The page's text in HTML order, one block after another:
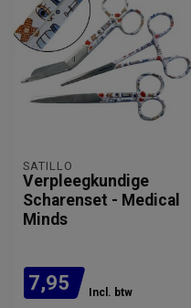
SATILLO
Verpleegkundige
Scharenset - Medical
Minds
7,95 Incl. btw